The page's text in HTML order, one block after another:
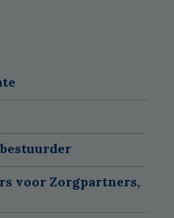
voor Zorgpartners,